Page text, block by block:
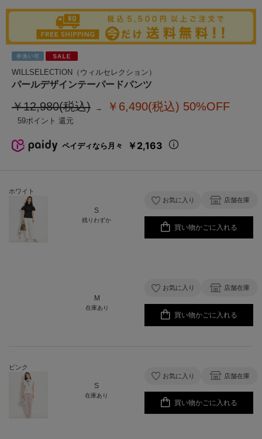
WILLSELECTION（ウィルセレクション）
パールデザインテーパードパンツ
￥12,980(税込) ￥6,490(税込) 50%OFF
59
ホワイト
S
残りわずか
お気に入り 店舗在庫
買い物かごに入れる
M
在庫あり
お気に入り 店舗在庫
買い物かごに入れる
ピンク
S
在庫あり
お気に入り 店舗在庫
買い物かごに入れる
ペイディなら月々 ￥2,163